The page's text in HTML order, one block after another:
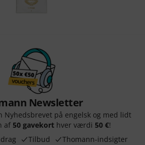
Newsletter
Nyhedsbrevet på engelsk og med lidt
af 50 gavekort hver værdi 50 €!
Tilbud Thomann-indsigter